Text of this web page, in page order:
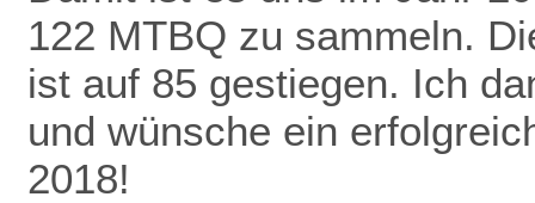
122 MTBQ zu sammeln.
ist auf 85 gestiegen. Ich
und wünsche ein
2018!